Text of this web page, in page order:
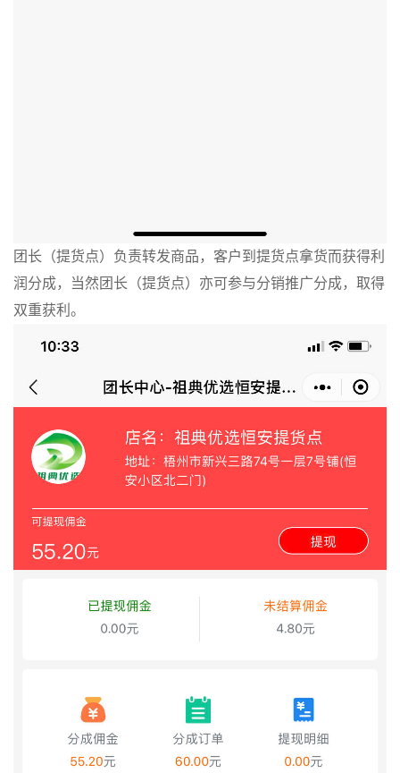
团长（提货点）负责转发商品，客户到提货点拿货而获得利
润分成，当然团长（提货点）亦可参与分销推广分成，取得
双重获利。